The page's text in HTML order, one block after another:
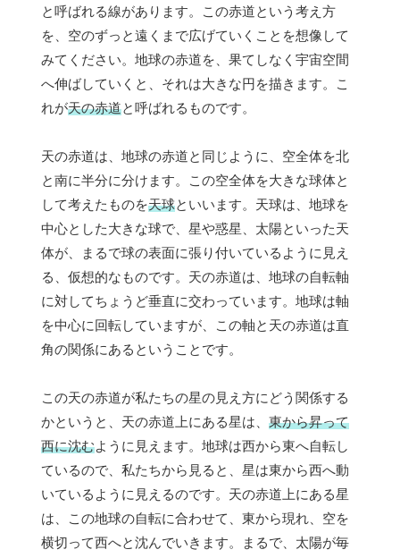
と呼ばれる線があります。この赤道という考え方
を、空のずっと遠くまで広げていくことを想像して
みてください。地球の赤道を、果てしなく宇宙空間
へ伸ばしていくと、それは大きな円を描きます。こ
れが天の赤道と呼ばれるものです。
天の赤道は、地球の赤道と同じように、空全体を北
と南に半分に分けます。この空全体を大きな球体と
して考えたものを天球といいます。天球は、地球を
中心とした大きな球で、星や惑星、太陽といった天
体が、まるで球の表面に張り付いているように見え
る、仮想的なものです。天の赤道は、地球の自転軸
に対してちょうど垂直に交わっています。地球は軸
を中心に回転していますが、この軸と天の赤道は直
角の関係にあるということです。
この天の赤道が私たちの星の見え方にどう関係する
かというと、天の赤道上にある星は、 東から昇って
西に沈むように見えます。地球は西から東へ自転し
ているので、私たちから見ると、星は東から西へ動
いているように見えるのです。天の赤道上にある星
は、この地球の自転に合わせて、東から現れ、空を
横切って西へと沈んでいきます。まるで、太陽が毎